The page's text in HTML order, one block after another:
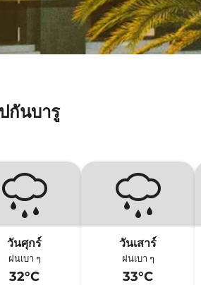
กันบารู
วันศุกร์
ฝนเบา ๆ
32°C
วันเสาร์
ฝนเบา ๆ
33°C